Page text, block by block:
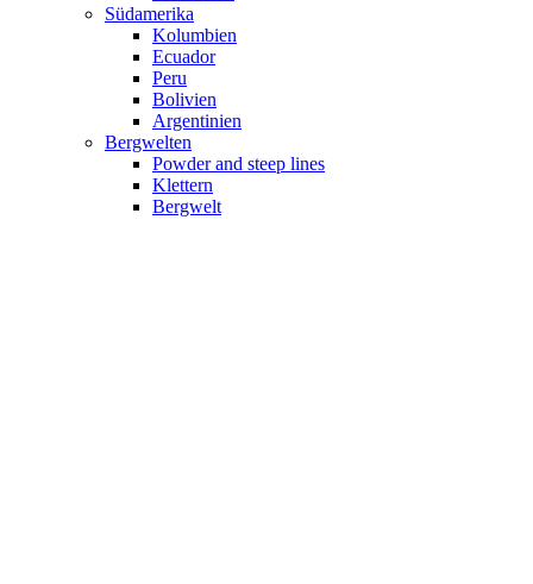
Südamerika
Kolumbien
Ecuador
Peru
Bolivien
Argentinien
Bergwelten
Powder and steep lines
Klettern
Bergwelt